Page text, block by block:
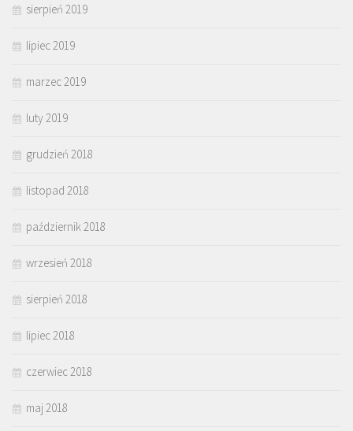
sierpień 2019
lipiec 2019
marzec 2019
luty 2019
grudzień 2018
listopad 2018
październik 2018
wrzesień 2018
sierpień 2018
lipiec 2018
czerwiec 2018
maj 2018